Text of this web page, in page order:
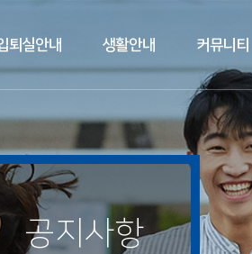
퇴실안내 생활안내 커뮤니티
공지사항